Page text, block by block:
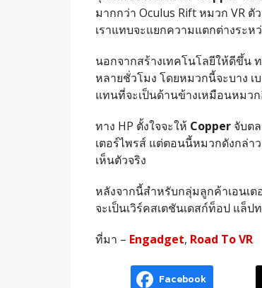
มากกว่า Oculus Rift หมวก VR
เราแทบจะแยกความแตกต่างระห
นอกจากสร้างเทคโนโลยีให้ดีขึ้น
หลายชั่วโมง โดยหมวกนี้จะบาง
แทนที่จะเป็นด้านข้างเหมือนหมว
ทาง HP ตั้งใจจะให้ Copperจับตล
เตอร์ไพรส์ แต่ตอนนี้หมวกดังกล่า
เห็นตัวจริง
หลังจากนี้สำหรับกลุ่มลูกค้าเอนเต
จะเป็นเวิร์คสเตชันเดสก์ท็อป แล็
ที่มา – Engadget, Road To VR
Facebook